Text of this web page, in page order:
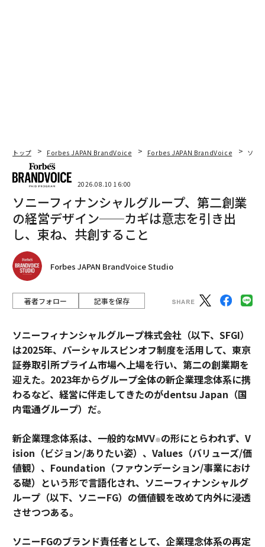
トップ Forbes JAPAN BrandVoice Forbes JAPAN BrandVoice ソニ
2026.08.10 16:00
ソニーフィナンシャルグループ、第二創業
の経営デザイン──カギは意志を引き出
し、束ね、共創すること
Forbes JAPAN BrandVoice Studio
著者フォロー 記事を保存
ソニーフィナンシャルグループ株式会社（以下、SFGI）
は2025年、パーシャルスピンオフ制度を活用して、東京
証券取引所プライム市場へ上場を行い、第二の創業期を
迎えた。2023年からグループ全体の新企業理念体系に携
わるなど、経営に伴走してきたのがdentsu Japan（国
内電通グループ）だ。
新企業理念体系は、一般的なMVV※の形にとらわれず、V
ision（ビジョン/ありたい姿）、Values（バリューズ/価
値観）、Foundation（ファウンデーション/事業におけ
る礎）という形で言語化され、ソニーフィナンシャルグ
ループ（以下、ソニーFG）の価値観を改めて内外に浸透
させつつある。
ソニーFGのブランド責任者として、企業理念体系の再定